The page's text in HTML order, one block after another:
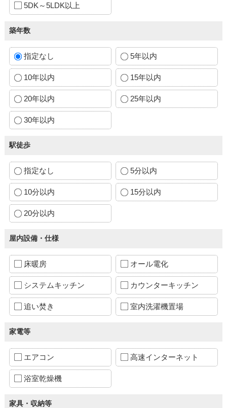
5DK～5LDK以上
築年数
指定なし 5年以内
10年以内 15年以内
20年以内 25年以内
30年以内
駅徒歩
指定なし 5分以内
10分以内 15分以内
20分以内
屋内設備・仕様
床暖房 オール電化
システムキッチン カウンターキッチン
追い焚き 室内洗濯機置場
家電等
エアコン 高速インターネット
浴室乾燥機
家具・収納等